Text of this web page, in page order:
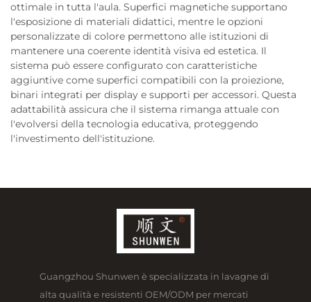
ottimale in tutta l'aula. Superfici magnetiche supportano
l'esposizione di materiali didattici, mentre le opzioni
personalizzate di colore permettono alle istituzioni di
mantenere una coerente identità visiva ed estetica. Il
sistema può essere configurato con caratteristiche
aggiuntive come superfici compatibili con la proiezione,
binari integrati per display e supporti per accessori. Questa
adattabilità assicura che il sistema rimanga attuale con
l'evolversi della tecnologia educativa, proteggendo
l'investimento dell'istituzione.
Guangzhou Shunwen è specializzata in lavagne di
alta qualità e resistenti OEM/ODM per mercati